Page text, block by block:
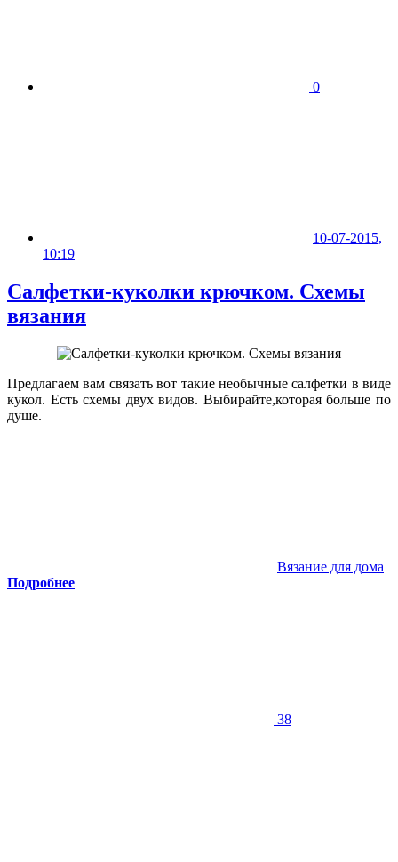
0
10-07-2015,
10:19
Салфетки-куколки крючком. Схемы
вязания
Предлагаем вам связать вот такие необычные салфетки в виде
кукол. Есть схемы двух видов. Выбирайте,которая больше по
душе.
Вязание для дома
Подробнее
38